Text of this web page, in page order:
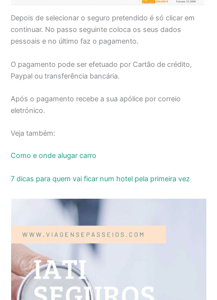
Depois de selecionar o seguro pretendido é só clicar em
continuar. No passo seguinte coloca os seus dados
pessoais e no último faz o pagamento.
O pagamento pode ser efetuado por Cartão de crédito,
Paypal ou transferência bancária.
Após o pagamento recebe a sua apólice por correio
eletrónico.
Veja também:
Como e onde alugar carro
7 dicas para quem vai ficar num hotel pela primeira vez